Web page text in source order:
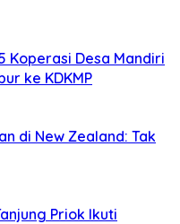
Koperasi Desa Mandiri
ke KDKMP
di New Zealand: Tak
Priok Ikuti